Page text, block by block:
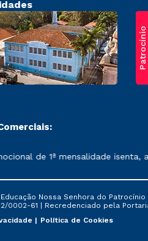
Patrocínio
de rematrícula conforme
de 1ª mensalidade isenta,
Nossa Senhora do
0002-61 | Recredenciado pela
Política de Cookies